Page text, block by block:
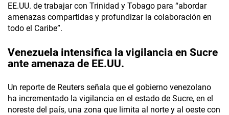
EE.UU. de trabajar con Trinidad y Tobago para “abordar
amenazas compartidas y profundizar la colaboración en
todo el Caribe”.
Venezuela intensifica la vigilancia en Sucre
ante amenaza de EE.UU.
Un reporte de Reuters señala que el gobierno venezolano
ha incrementado la vigilancia en el estado de Sucre, en el
noreste del país, una zona que limita al norte y al oeste con